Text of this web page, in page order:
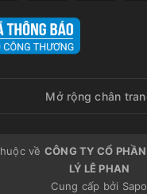
Mở rộng chân
về CÔNG TY CỔ
LÝ LÊ PHAN
Cung cấp bởi Sapo